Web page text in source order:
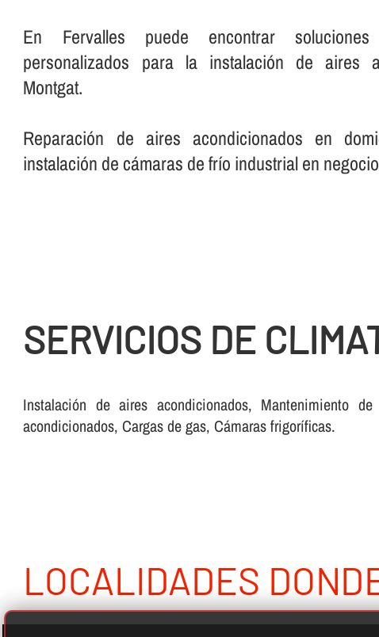
En Fervalles puede encontrar
personalizados para la instalación de aires
Montgat.
Reparación de aires acondicionados en
instalación de cámaras de frí­o industrial en
SERVICIOS DE
Instalación de aires acondicionados, Mantenimiento
acondicionados, Cargas de gas, Cámaras frigorí­ficas.
LOCALIDADES